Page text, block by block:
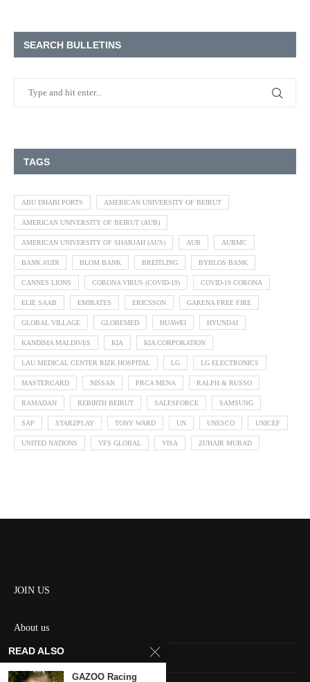
SEARCH BULLETINS
TAGS
ABU DHABI PORTS AMERICAN UNIVERSITY OF BEIRUT
AMERICAN UNIVERSITY OF BEIRUT (AUB)
AMERICAN UNIVERSITY OF SHARJAH (AUS) AUB AUBMC
BANK AUDI BLOM BANK BREITLING BYBLOS BANK
CANNES LIONS CORONA VIRUS (COVID-19) COVID-19 CORONA
ELIE SAAB EMIRATES ERICSSON GARENA FREE FIRE
GLOBAL VILLAGE GLOBEMED HUAWEI HYUNDAI
KANDIMA MALDIVES KIA KIA CORPORATION
LAU MEDICAL CENTER RIZK HOSPITAL LG LG ELECTRONICS
MASTERCARD NISSAN PRCA MENA RALPH & RUSSO
RAMADAN REBIRTH BEIRUT SALESFORCE SAMSUNG
SAP STARZPLAY TONY WARD UN UNESCO UNICEF
UNITED NATIONS VFS GLOBAL VISA ZUHAIR MURAD
JOIN US
About us
Contact us
READ ALSO
GAZOO Racing